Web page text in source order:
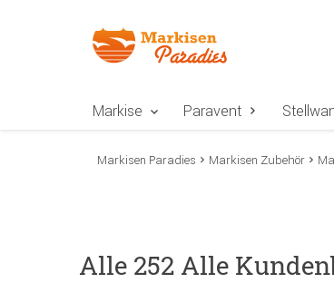
Markise Paravent
Markisen Paradies Markisen Zubehör
Alle 252 Alle